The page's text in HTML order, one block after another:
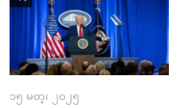
၁၅ မတ္၊ ၂၀၂၅